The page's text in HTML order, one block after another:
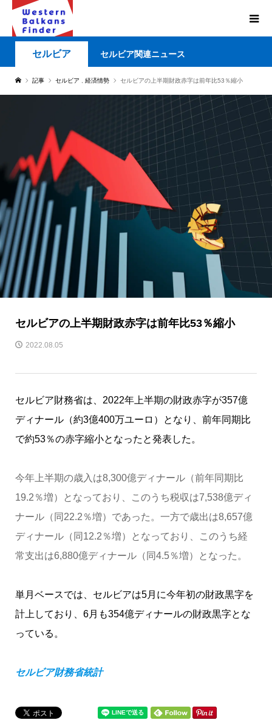
セルビア セルビア関連ニュース
記事 セルビア 経済情勢 セルビアの上半期財政赤字は前年比53％縮小
セルビアの上半期財政赤字は前年比53％縮小
2022.08.05
セルビア財務省は、2022年上半期の財政赤字が357億
ディナール（約3億400万ユーロ）となり、前年同期比
で約53％の赤字縮小となったと発表した。
今年上半期の歳入は8,300億ディナール（前年同期比
19.2％増）となっており、このうち税収は7,538億ディ
ナール（同22.2％増）であった。一方で歳出は8,657億
ディナール（同12.2％増）となっており、このうち経
常支出は6,880億ディナール（同4.5％増）となった。
単月ベースでは、セルビアは5月に今年初の財政黒字を
計上しており、6月も354億ディナールの財政黒字とな
っている。
セルビア財務省統計